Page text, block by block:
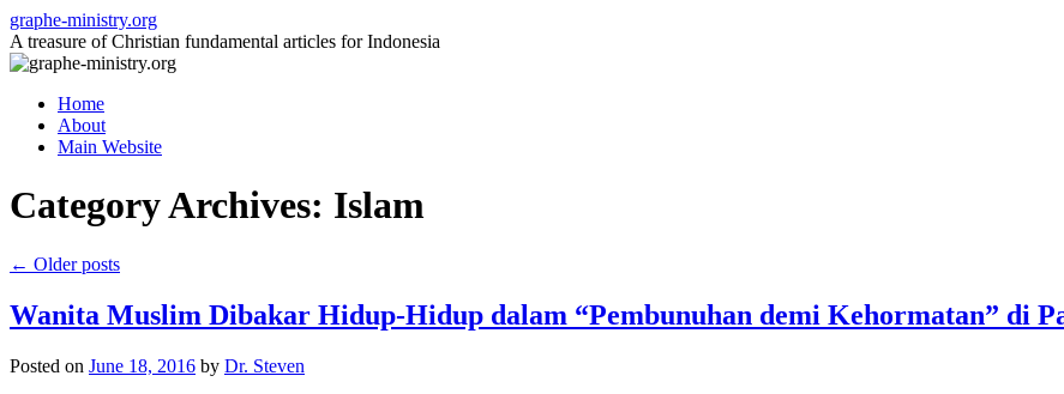
Skip
to
content
graphe-ministry.org
A treasure of Christian fundamental articles for Indonesia
Home
About
Main Website
Category Archives: Islam
← Older posts
Wanita Muslim Dibakar Hidup-Hidup dalam “Pembunuhan demi Kehormatan” di
Posted on June 18, 2016 by Dr. Steven